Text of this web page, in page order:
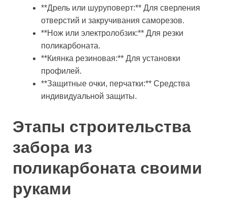
**Дрель или шуруповерт:** Для сверления
отверстий и закручивания саморезов.
**Нож или электролобзик:** Для резки
поликарбоната.
**Киянка резиновая:** Для установки
профилей.
**Защитные очки, перчатки:** Средства
индивидуальной защиты.
Этапы строительства
забора из
поликарбоната своими
руками